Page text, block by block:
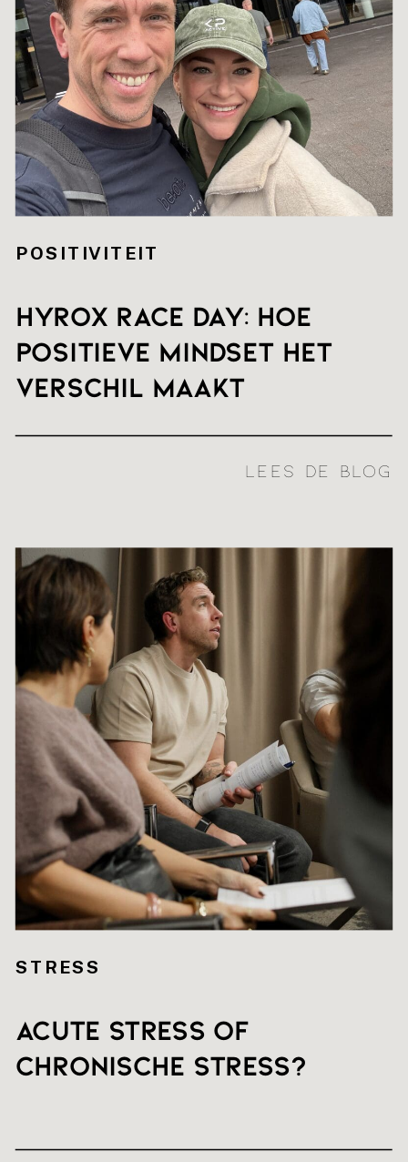
LEES DE BLOG
HYROX RACE DAY: hoe
positieve mindset het
verschil maakt
POSITIVITEIT
Acute stress of
chronische stress?
STRESS